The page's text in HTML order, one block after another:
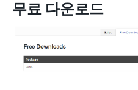
무료 다운로드